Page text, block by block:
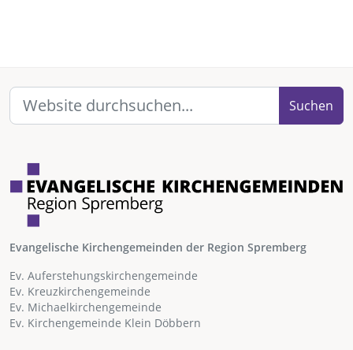
Suchen
Evangelische Kirchengemeinden der Region Spremberg
Ev. Auferstehungskirchengemeinde
Ev. Kreuzkirchengemeinde
Ev. Michaelkirchengemeinde
Ev. Kirchengemeinde Klein Döbbern